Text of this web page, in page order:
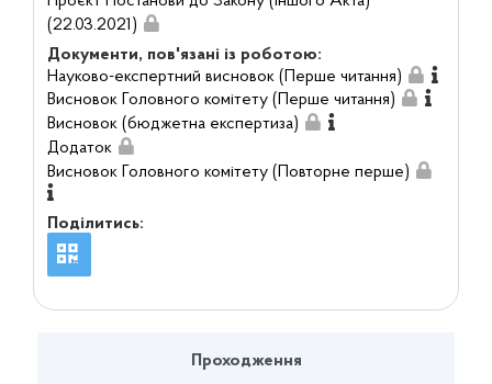
(22.03.2021)
Документи, пов'язані із роботою:
Науково-експертний висновок (Перше читання)
Висновок Головного комітету (Перше читання)
Висновок (бюджетна експертиза)
Додаток
Висновок Головного комітету (Повторне перше)
Поділитись:
Проходження